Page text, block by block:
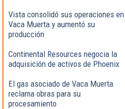
Vista consolidó sus operaciones en
Vaca Muerta y aumentó su
producción
Continental Resources negocia la
adquisición de activos de Phoenix
El gas asociado de Vaca Muerta
reclama obras para su
procesamiento